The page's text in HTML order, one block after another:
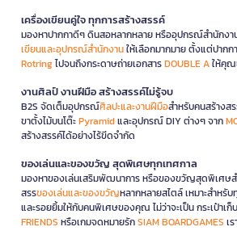
เครื่องเขียนคู่ใจ ทุกการสร้างสรรค์
มองหาปากกาดีๆ ดินสอหลากหลาย หรืออุปกรณ์สำนักงา
เขียนและอุปกรณ์สำนักงานให้เลือกมากมาย ตั้งแต่ปากก
Rotringไปจนถึงกระดาษถ่ายเอกสารDOUBLE Aให้คุณ
งานศิลป์ งานฝีมือ สร้างสรรค์ไม่รู้จบ
B2S จัดเต็มอุปกรณ์ศิลปะและงานฝีมือสำหรับคนสร้างส
ขาตั้งไม้บนโต๊ะPyramidและอุปกรณ์ DIY ต่างๆ จาก
สร้างสรรค์ได้อย่างไร้ขีดจำกัด
ของเล่นและของขวัญ สุดพิเศษทุกเทศกาล
มองหาของเล่นเสริมพัฒนาการ หรือของขวัญสุดพิเศษส
สรรของเล่นและของขวัญหลากหลายสไตล์ เหมาะสำหรั
และรอยยิ้มให้กับคนพิเศษของคุณ ไม่ว่าจะเป็น กระเป๋าเ
FRIENDS หรือเกมจดหมายรักSIAM BOARDGAMES เ